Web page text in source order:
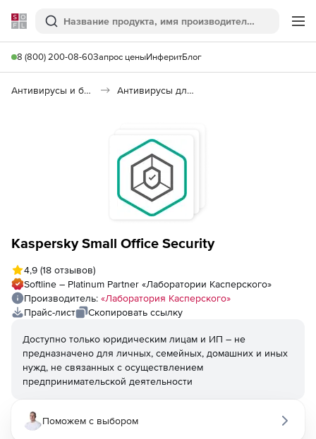
Softline
Поиск
8 (800) 200-08-60Запрос ценыИнферитБлог
Антивирусы и безопасность Антивирусы для организаций
Kaspersky Small Office Security
4,9 (18 отзывов)
Softline – Platinum Partner «Лаборатории Касперского»
Производитель: «Лаборатория Касперского»
Прайс-лист
Скопировать ссылку
Доступно только юридическим лицам и ИП – не
предназначено для личных, семейных, домашних и иных
нужд, не связанных с осуществлением
предпринимательской деятельности
Поможем с выбором